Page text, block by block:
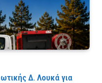
Δ. Λουκά για